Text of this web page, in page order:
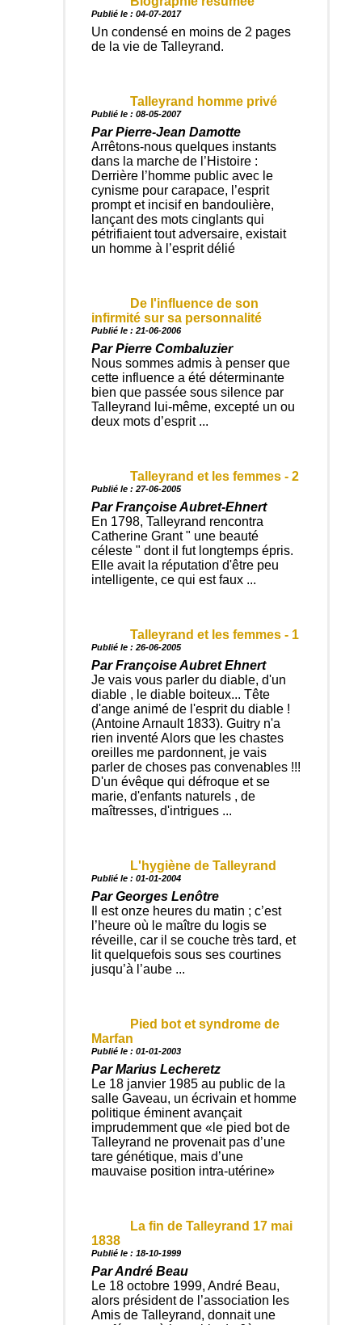
Publié le : 04-07-2017
Un condensé en moins de 2 pages
de la vie de Talleyrand.
Talleyrand homme privé
Publié le : 08-05-2007
Par Pierre-Jean Damotte
Arrêtons-nous quelques instants
dans la marche de l’Histoire :
Derrière l’homme public avec le
cynisme pour carapace, l’esprit
prompt et incisif en bandoulière,
lançant des mots cinglants qui
pétrifiaient tout adversaire, existait
un homme à l’esprit délié
De l'influence de son
infirmité sur sa personnalité
Publié le : 21-06-2006
Par Pierre Combaluzier
Nous sommes admis à penser que
cette influence a été déterminante
bien que passée sous silence par
Talleyrand lui-même, excepté un ou
deux mots d’esprit ...
Talleyrand et les femmes - 2
Publié le : 27-06-2005
Par Françoise Aubret-Ehnert
En 1798, Talleyrand rencontra
Catherine Grant " une beauté
céleste " dont il fut longtemps épris.
Elle avait la réputation d'être peu
intelligente, ce qui est faux ...
Talleyrand et les femmes - 1
Publié le : 26-06-2005
Par Françoise Aubret Ehnert
Je vais vous parler du diable, d'un
diable , le diable boiteux... Tête
d'ange animé de l'esprit du diable !
(Antoine Arnault 1833). Guitry n'a
rien inventé Alors que les chastes
oreilles me pardonnent, je vais
parler de choses pas convenables !!!
D'un évêque qui défroque et se
marie, d'enfants naturels , de
maîtresses, d'intrigues ...
L'hygiène de Talleyrand
Publié le : 01-01-2004
Par Georges Lenôtre
Il est onze heures du matin ; c’est
l’heure où le maître du logis se
réveille, car il se couche très tard, et
lit quelquefois sous ses courtines
jusqu’à l’aube ...
Pied bot et syndrome de
Marfan
Publié le : 01-01-2003
Par Marius Lecheretz
Le 18 janvier 1985 au public de la
salle Gaveau, un écrivain et homme
politique éminent avançait
imprudemment que «le pied bot de
Talleyrand ne provenait pas d’une
tare génétique, mais d’une
mauvaise position intra-utérine»
La fin de Talleyrand 17 mai
1838
Publié le : 18-10-1999
Par André Beau
Le 18 octobre 1999, André Beau,
alors président de l’association les
Amis de Talleyrand, donnait une